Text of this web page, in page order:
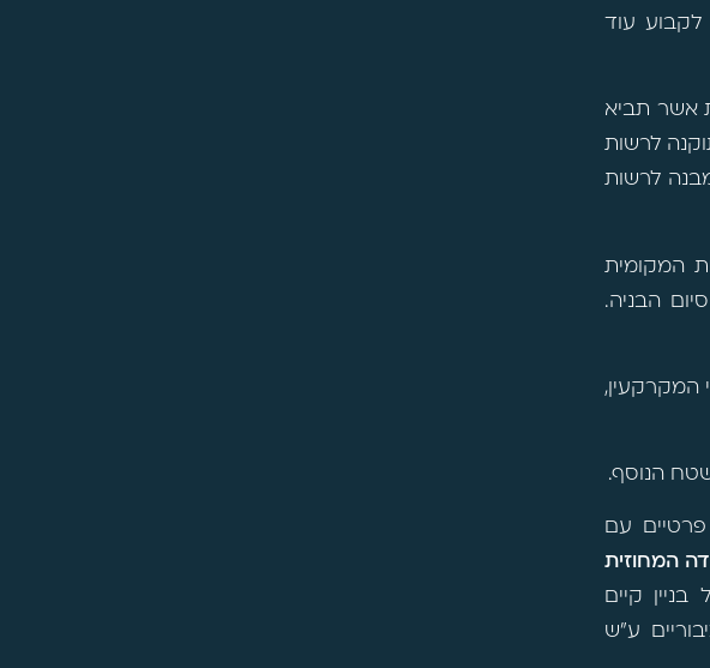
לקבוע עוד
אשר תביא
לרשות
לרשות
המקומית
במועד סיום הבניה.
המקרקעין,
פרטיים עם
המחוזית
ע"ש